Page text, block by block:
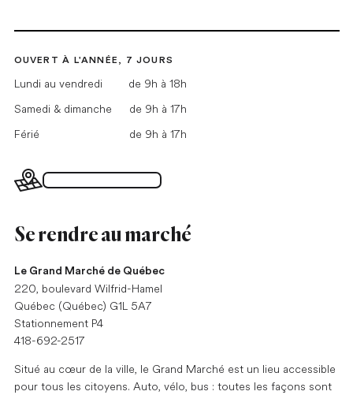
OUVERT À L'ANNÉE, 7 JOURS
Lundi au vendredi
de 9h à 18h
Samedi & dimanche
de 9h à 17h
Férié
de 9h à 17h
Plan du Grand Marché
Se rendre au marché
Le Grand Marché de Québec
220, boulevard Wilfrid-Hamel
Québec (Québec) G1L 5A7
Stationnement P4
418-692-2517
Situé au cœur de la ville, le Grand Marché est un lieu accessible
pour tous les citoyens. Auto, vélo, bus : toutes les façons sont